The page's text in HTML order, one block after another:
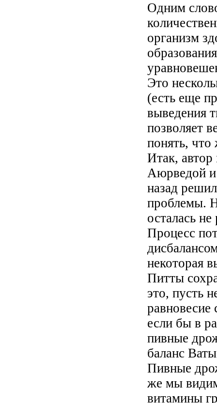
Одним
организм
Это
(есть еще
выведения
позволяет
понять,
Итак, автор
Аюрведой и
назад
проблемы.
осталась
Процесс
некоторая
Питты
это, пусть
равновесие
если бы в
пивные
баланс
Пивные
же мы
витамины